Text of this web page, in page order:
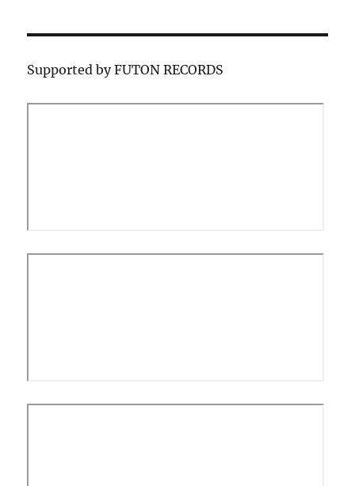
Supported by FUTON RECORDS